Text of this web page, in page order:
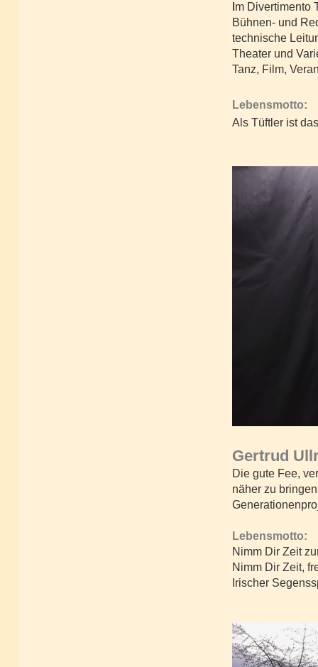
m Divertimento
Bühnen- und
technische
Theater und
Tanz, Film,
Lebensmotto:
Als Tüftler ist
Gertrud
Die gute Fee,
näher zu
Lebensmotto:
Nimm Dir Zeit
Nimm Dir Zeit,
Irischer